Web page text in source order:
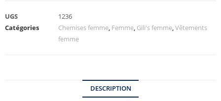
UGS
1236
Catégories
Chemises femme, Femme, Gili's femme,Vêtements
femme
DESCRIPTION